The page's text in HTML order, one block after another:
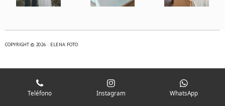
COPYRIGHT © 2026 · ELENA FOTO
Teléfono Instagram WhatsApp